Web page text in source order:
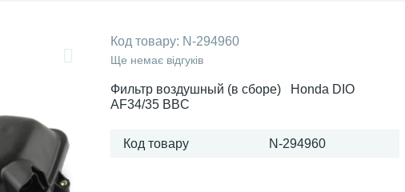
Код товару: N-294960
Ще немає відгуків
Фильтр воздушный (в сборе) Honda DIO
AF34/35 BBC
Код товару N-294960